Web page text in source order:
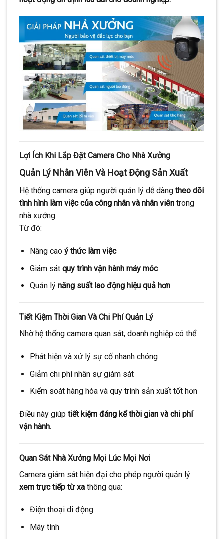
Lợi Ích Khi Lắp Đặt Camera Cho Nhà Xưởng
Quản Lý Nhân Viên Và Hoạt Động Sản Xuất
Hệ thống camera giúp người quản lý dễ dàng theo dõi
tình hình làm việc của công nhân và nhân viên trong
nhà xưởng.
Từ đó:
Nâng cao ý thức làm việc
Giám sát quy trình vận hành máy móc
Quản lý năng suất lao động hiệu quả hơn
Tiết Kiệm Thời Gian Và Chi Phí Quản Lý
Nhờ hệ thống camera quan sát, doanh nghiệp có thể:
Phát hiện và xử lý sự cố nhanh chóng
Giảm chi phí nhân sự giám sát
Kiểm soát hàng hóa và quy trình sản xuất tốt hơn
Điều này giúp tiết kiệm đáng kể thời gian và chi phí
vận hành.
Quan Sát Nhà Xưởng Mọi Lúc Mọi Nơi
Camera giám sát hiện đại cho phép người quản lý
xem trực tiếp từ xa thông qua:
Điện thoại di động
Máy tính